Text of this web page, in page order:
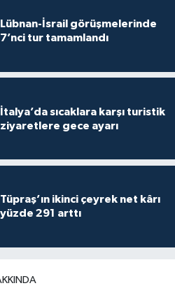
Lübnan-İsrail görüşmelerinde
7’nci tur tamamlandı
İtalya’da sıcaklara karşı turistik
ziyaretlere gece ayarı
Tüpraş’ın ikinci çeyrek net kârı
yüzde 291 arttı